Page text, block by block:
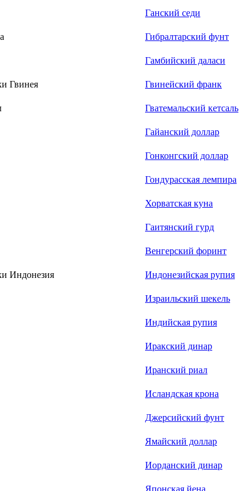
Ганский седи
Гибралтарский фунт
Гамбийский даласи
Гвинейский франк
Гватемальский кетсаль
Гайанский доллар
Гонконгский доллар
Гондурасская лемпира
Хорватская куна
Гаитянский гурд
Венгерский форинт
Индонезийская рупия
Израильский шекель
Индийская рупия
Иракский динар
Иранский риал
Исландская крона
Джерсийский фунт
Ямайский доллар
Иорданский динар
Японская йена